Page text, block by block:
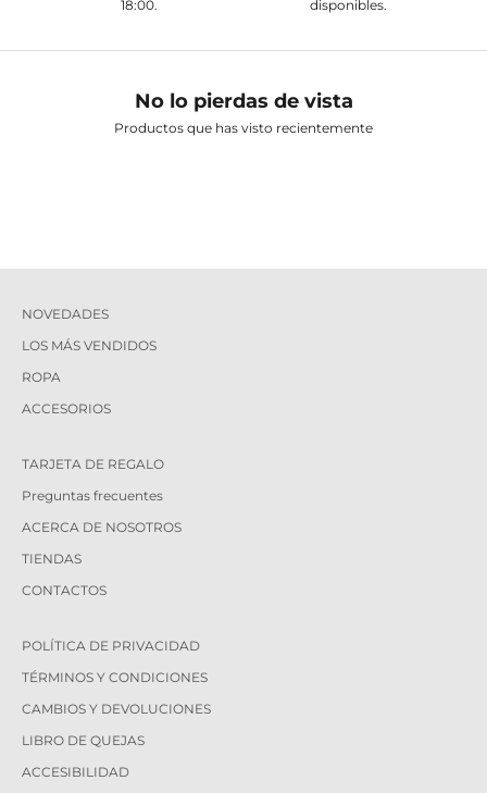
18:00.
disponibles.
No lo pierdas de vista
Productos que has visto recientemente
NOVEDADES
LOS MÁS VENDIDOS
ROPA
ACCESORIOS
TARJETA DE REGALO
Preguntas frecuentes
ACERCA DE NOSOTROS
TIENDAS
CONTACTOS
POLÍTICA DE PRIVACIDAD
TÉRMINOS Y CONDICIONES
CAMBIOS Y DEVOLUCIONES
LIBRO DE QUEJAS
ACCESIBILIDAD